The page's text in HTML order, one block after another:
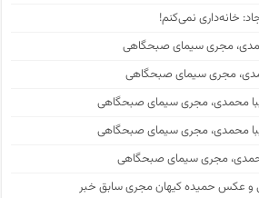
خانه‌داری نمی‌کنم!
مجری سیمای صبحگاهی
مجری سیمای صبحگاهی
محمدی، مجری سیمای صبحگاهی
محمدی، مجری سیمای صبحگاهی
مجری سیمای صبحگاهی
و عکس حمیده کیهان مجری سابق خبر